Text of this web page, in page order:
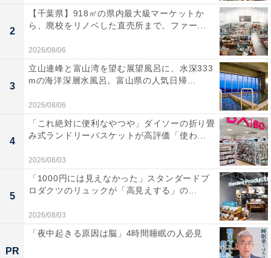
2
【千葉県】918㎡の県内最大級マーケットか
ら、廃校をリノベした直売所まで。ファー...
2026/08/06
3
立山連峰と富山湾を望む展望風呂に、水深333
mの海洋深層水風呂。富山県の人気日帰...
2026/08/06
4
「これ絶対に便利なやつや」ダイソーの折り畳
み式ランドリーバスケットが高評価「使わ...
2026/08/03
5
「1000円には見えなかった」スタンダードプ
ロダクツのリュックが「高見えする」の...
2026/08/03
PR
「夜中起きる原因は脳」4時間睡眠の人必見